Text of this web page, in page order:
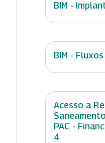
BIM -
BIM -
Acesso a
PAC -
4